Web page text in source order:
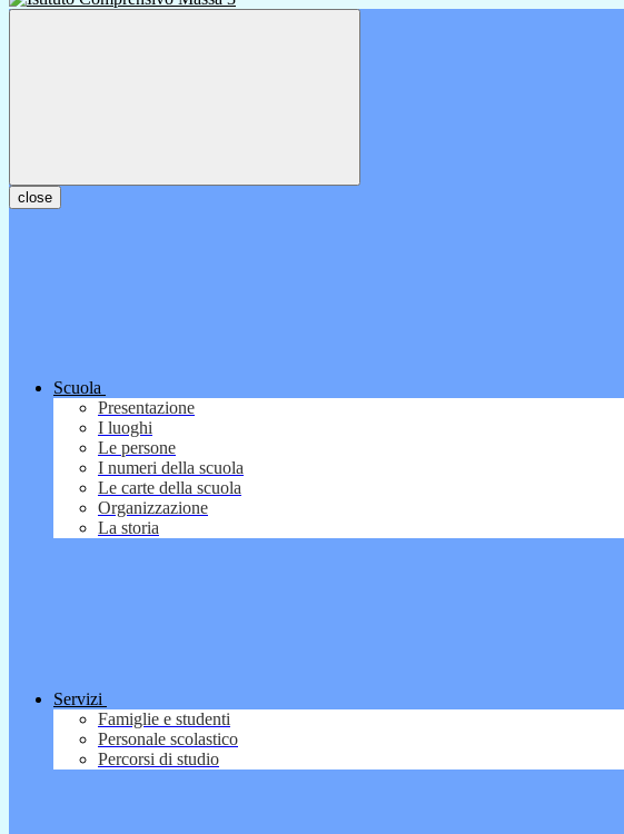
close
Scuola
Presentazione
I luoghi
Le persone
I numeri della scuola
Le carte della scuola
Organizzazione
La storia
Servizi
Famiglie e studenti
Personale scolastico
Percorsi di studio